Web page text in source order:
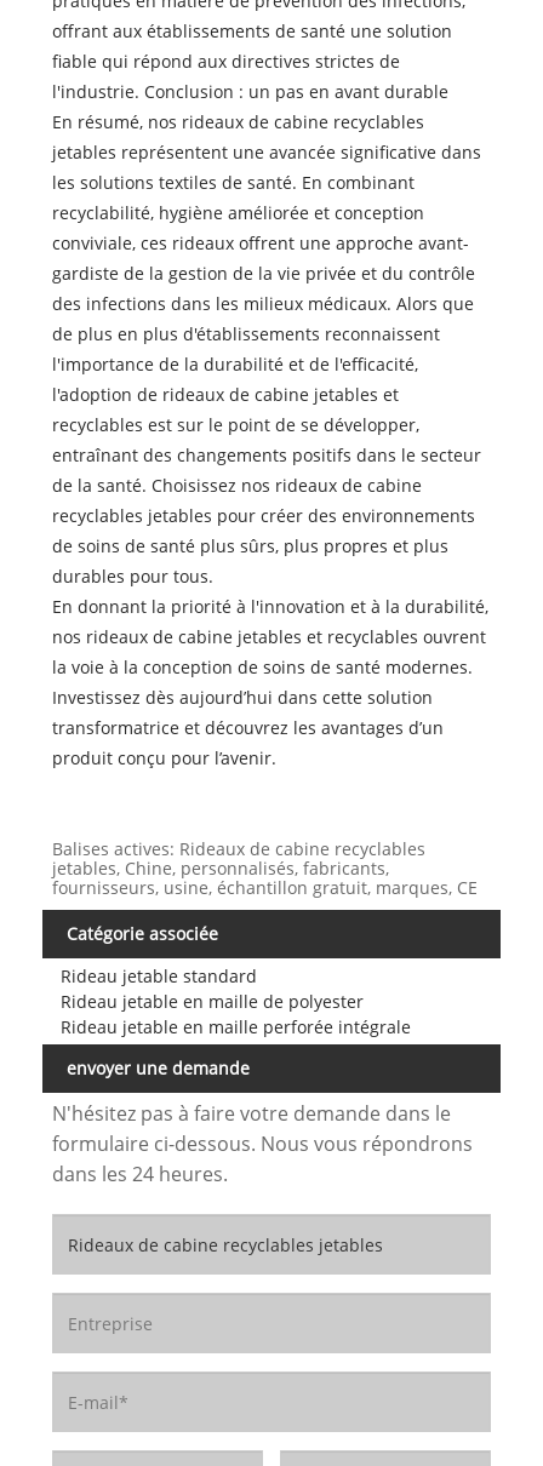
offrant aux établissements de santé une solution
fiable qui répond aux directives strictes de
l'industrie. Conclusion : un pas en avant durable
En résumé, nos rideaux de cabine recyclables
jetables représentent une avancée significative dans
les solutions textiles de santé. En combinant
recyclabilité, hygiène améliorée et conception
conviviale, ces rideaux offrent une approche avant-
gardiste de la gestion de la vie privée et du contrôle
des infections dans les milieux médicaux. Alors que
de plus en plus d'établissements reconnaissent
l'importance de la durabilité et de l'efficacité,
l'adoption de rideaux de cabine jetables et
recyclables est sur le point de se développer,
entraînant des changements positifs dans le secteur
de la santé. Choisissez nos rideaux de cabine
recyclables jetables pour créer des environnements
de soins de santé plus sûrs, plus propres et plus
durables pour tous.
En donnant la priorité à l'innovation et à la durabilité,
nos rideaux de cabine jetables et recyclables ouvrent
la voie à la conception de soins de santé modernes.
Investissez dès aujourd’hui dans cette solution
transformatrice et découvrez les avantages d’un
produit conçu pour l’avenir.
Balises actives: Rideaux de cabine recyclables
jetables, Chine, personnalisés, fabricants,
fournisseurs, usine, échantillon gratuit, marques, CE
Catégorie associée
Rideau jetable standard
Rideau jetable en maille de polyester
Rideau jetable en maille perforée intégrale
envoyer une demande
N'hésitez pas à faire votre demande dans le
formulaire ci-dessous. Nous vous répondrons
dans les 24 heures.